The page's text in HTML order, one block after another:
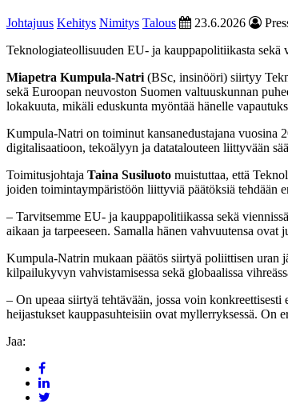
Johtajuus Kehitys Nimitys Talous 23.6.2026
Teknologiateollisuuden EU- ja kauppapolitiikasta sekä
Miapetra Kumpula-Natri (BSc, insinööri) siirtyy
sekä Euroopan neuvoston Suomen valtuuskunnan
lokakuuta, mikäli eduskunta myöntää hänelle
Kumpula-Natri on toiminut kansanedustajana vuosina
digitalisaatioon, tekoälyyn ja datatalouteen liittyvään
Toimitusjohtaja Taina Susiluoto muistuttaa, että
joiden toimintaympäristöön liittyviä päätöksiä tehdään
– Tarvitsemme EU- ja kauppapolitiikassa sekä
aikaan ja tarpeeseen. Samalla hänen vahvuutensa
Kumpula-Natrin mukaan päätös siirtyä poliittisen uran
kilpailukyvyn vahvistamisessa sekä globaalissa
– On upeaa siirtyä tehtävään, jossa voin
heijastukset kauppasuhteisiin ovat myllerryksessä. On
Jaa: